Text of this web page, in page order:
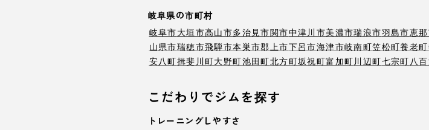
岐阜県の市町村
岐阜市大垣市高山市多治見市関市中津川市美濃市瑞浪市羽島市恵
山県市瑞穂市飛騨市本巣市郡上市下呂市海津市岐南町笠松町養老町
安八町揖斐川町大野町池田町北方町坂祝町富加町川辺町七宗町 八
こだわりでジムを探す
トレーニングしやすさ